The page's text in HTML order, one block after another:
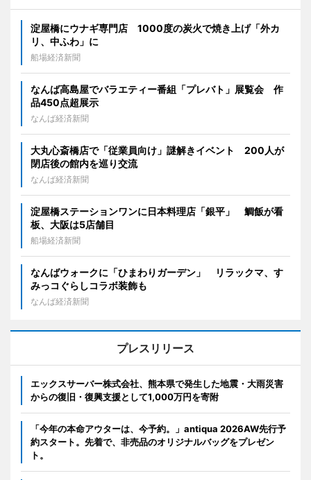
淀屋橋にウナギ専門店 1000度の炭火で焼き上げ「外カ
リ、中ふわ」に
船場経済新聞
なんば高島屋でバラエティー番組「プレバト」展覧会 作
品450点超展示
なんば経済新聞
大丸心斎橋店で「従業員向け」謎解きイベント 200人が
閉店後の館内を巡り交流
なんば経済新聞
淀屋橋ステーションワンに日本料理店「銀平」 鯛飯が看
板、大阪は5店舗目
船場経済新聞
なんばウォークに「ひまわりガーデン」 リラックマ、す
みっコぐらしコラボ装飾も
なんば経済新聞
プレスリリース
エックスサーバー株式会社、熊本県で発生した地震・大雨災害
からの復旧・復興支援として1,000万円を寄附
「今年の本命アウターは、今予約。」antiqua 2026AW先行予
約スタート。先着で、非売品のオリジナルバッグをプレゼン
ト。